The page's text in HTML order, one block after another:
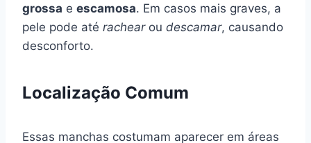
grossa e escamosa. Em casos mais graves, a
pele pode até rachearou descamar, causando
desconforto.
Localização Comum
Essas manchas costumam aparecer em áreas